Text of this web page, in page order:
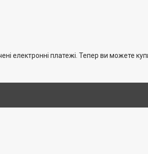
електронні платежі. Тепер ви можете